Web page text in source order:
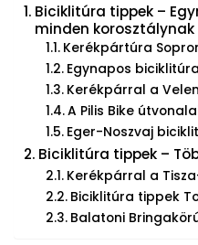
Biciklitúra tippek –
minden korosztálynak
Kerékpártúra
Egynapos
Kerékpárral a
A Pilis Bike
Eger-Noszvaj
Biciklitúra tippek –
Kerékpárral a
Biciklitúra tippek
Balatoni